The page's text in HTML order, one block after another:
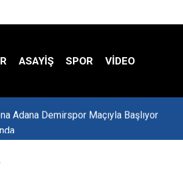
ASAYİŞ SPOR VIDEO